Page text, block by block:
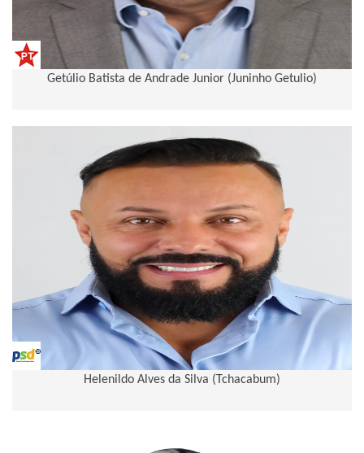
Getúlio Batista de Andrade Junior (Juninho Getulio)
Helenildo Alves da Silva (Tchacabum)